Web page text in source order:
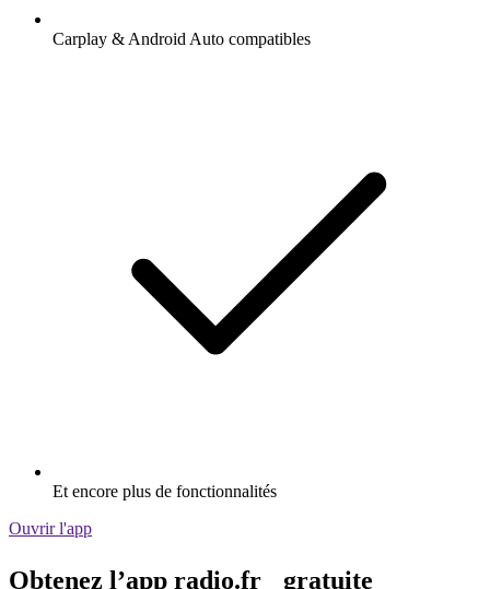
Carplay & Android Auto compatibles
Et encore plus de fonctionnalités
Ouvrir l'app
Obtenez l’app radio.fr gratuite